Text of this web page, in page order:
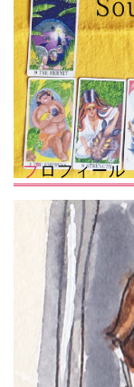
プロフィール